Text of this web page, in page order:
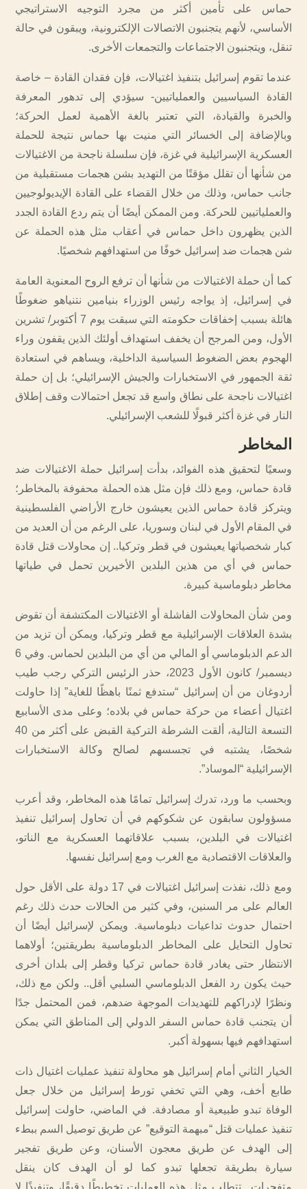
حماس على تأمين أكثر من مجرد التوجيه الاستراتيجي
الأساسي، لأنهم يتجنبون الاتصالات الإلكترونية، ويبقون في حالة
تنقل، ويتجنبون الاجتماعات والتجمعات الأخرى.
عندما تقوم إسرائيل بتنفيذ اغتيالات، فإن فقدان القادة – خاصة
القادة السياسيين والعملياتيين- سيؤدي إلى تدهور المعرفة
والخبرة والقيادة، التي تعتبر بالغة الأهمية لعمل الحركة؛
وبالإضافة إلى الخسائر التي منيت بها حماس نتيجة للحملة
العسكرية الإسرائيلية في غزة، فإن سلسلة ناجحة من الاغتيالات
من شأنها أن تقلل مؤقتًا من التهديد بشن هجمات مستقبلية من
جانب حماس، وذلك من خلال القضاء على القادة الإيديولوجيين
والعملياتيين للحركة. ومن الممكن أيضًا أن يتم ردع القادة الجدد
الذين يظهرون داخل حماس في أعقاب مثل هذه الحملة عن
شن هجمات ضد إسرائيل خوفًا من استهدافهم شخصيًا.
كما أن حملة الاغتيالات من شأنها أن ترفع الروح المعنوية العامة
في إسرائيل، إذ يواجه رئيس الوزراء بنيامين نتنياهو ضغوطًا
هائلة بسبب إخفاقات حكومته التي سبقت يوم 7 أكتوبر/ تشرين
الأول، ومن المرجح أن يخفف استهداف أولئك الذين يقفون وراء
الهجوم بعض الضغوط السياسية الداخلية، ويساهم في استعادة
ثقة الجمهور في الاستخبارات والجيش الإسرائيلي؛ بل إن حملة
اغتيالات ناجحة على نطاق واسع قد تجعل احتمالات وقف إطلاق
النار في غزة أكثر قبولًا للشعب الإسرائيلي.
المخاطر
وسعيًا لتحقيق هذه الفوائد، بدأت إسرائيل حملة الاغتيالات ضد
قادة حماس، ومع ذلك فإن مثل هذه الحملة محفوفة بالمخاطر؛
ويتركز قادة حماس الذين يعيشون خارج الأراضي الفلسطينية
في المقام الأول في لبنان وسوريا، على الرغم من أن العديد من
كبار شخصياتها يعيشون في قطر وتركيا.. إن محاولات قتل قادة
حماس في أي من هذين البلدين الأخيرين تحمل في طياتها
مخاطر دبلوماسية كبيرة.
ومن شأن المحاولات الفاشلة أو الاغتيالات المكتشفة أن تقوض
بشدة العلاقات الإسرائيلية مع قطر وتركيا، ويمكن أن تزيد من
الدعم الدبلوماسي أو المالي من أي من البلدين لحماس. وفي 6
ديسمبر/ كانون الأول 2023، حذر الرئيس التركي رجب طيب
أردوغان من أن إسرائيل “ستدفع ثمنًا باهظًا للغاية” إذا حاولت
اغتيال أعضاء من حركة حماس في بلاده؛ وعلى مدى الأسابيع
التسعة التالية، ألقت الشرطة التركية القبض على أكثر من 40
شخصًا، يشتبه في تجسسهم لصالح وكالة الاستخبارات
الإسرائيلية “الموساد”.
وبحسب ما ورد، تدرك إسرائيل تمامًا هذه المخاطر، وقد أعرب
مسؤولون سابقون عن شكوكهم في أن تحاول إسرائيل تنفيذ
اغتيالات في البلدين، بسبب علاقاتهما العسكرية مع الناتو،
والعلاقات الاقتصادية مع الغرب ومع إسرائيل نفسها.
ومع ذلك، نفذت إسرائيل اغتيالات في 17 دولة على الأقل حول
العالم على مر السنين، وفي كثير من الحالات حدث ذلك رغم
احتمال حدوث تداعيات دبلوماسية. ويمكن لإسرائيل أيضًا أن
تحاول التحايل على المخاطر الدبلوماسية بطريقتين؛ أولاهما
الانتظار حتى يغادر قادة حماس تركيا وقطر إلى بلدان أخرى
حيث يكون رد الفعل الدبلوماسي السلبي أقل.. ولكن مع ذلك،
ونظرًا لإدراكهم للتهديدات الموجهة ضدهم، فمن المحتمل جدًا
أن يتجنب قادة حماس السفر الدولي إلى المناطق التي يمكن
استهدافهم فيها بسهولة أكبر.
الخيار الثاني أمام إسرائيل هو محاولة تنفيذ عمليات اغتيال ذات
طابع أخف، وهي التي تخفي تورط إسرائيل من خلال جعل
الوفاة تبدو طبيعية أو مصادفة. في الماضي، حاولت إسرائيل
تنفيذ عمليات قتل “مبهمة التوقيع” عن طريق توصيل السم ببطء
إلى الهدف عن طريق معجون الأسنان، وعن طريق تفجير
سيارة بطريقة تجعلها تبدو كما لو أن الهدف كان ينقل
متفجرات.. تتطلب مثل هذه العمليات تخطيطًا دقيقًا، وتنفيذًا لا